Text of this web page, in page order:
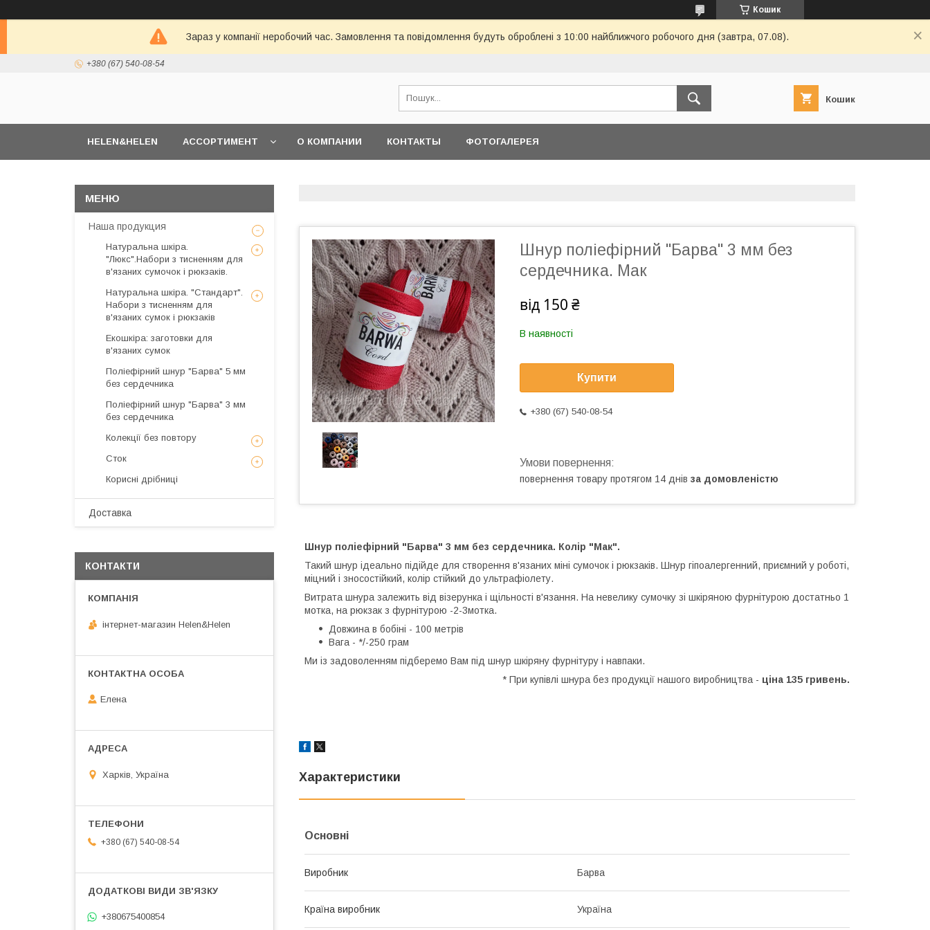
Кошик
Зараз у компанії неробочий час. Замовлення та повідомлення будуть оброблені з 10:00 найближчого робочого дня (завтра, 07.08).
+380 (67) 540-08-54
Кошик
HELEN&HELEN АССОРТИМЕНТ О КОМПАНИИ КОНТАКТЫ ФОТОГАЛЕРЕЯ
Шнур поліефірний "Барва" 3 мм без
сердечника. Мак
від 150 ₴
В наявності
Купити
+380 (67) 540-08-54
повернення товару протягом 14 днів за домовленістю
Шнур поліефірний "Барва" 3 мм без сердечника. Колір "Мак".
Такий шнур ідеально підійде для створення в'язаних мiнi сумочок і рюкзаків. Шнур гіпоалергенний, приємний у роботі,
міцний і зносостійкий, колір стійкий до ультрафіолету.
Витрата шнура залежить від візерунка і щільності в'язання. На невелику сумочку зі шкіряною фурнітурою достатньо 1
мотка, на рюкзак з фурнітурою -2-3мотка.
Довжина в бобіні - 100 метрів
Вага - */-250 грам
Ми із задоволенням підберемо Вам під шнур шкіряну фурнітуру і навпаки.
* При купівлі шнура без продукції нашого виробництва - ціна 135 гривень.
Характеристики
Основні
Виробник Барва
Країна виробник Україна
Наша продукция
Натуральна шкіра.
"Люкс".Набори з тисненням для
в'язаних сумочок і рюкзаків.
Натуральна шкіра. "Стандарт".
Набори з тисненням для
в'язаних сумок і рюкзаків
Екошкіра: заготовки для
в'язаних сумок
Поліефірний шнур "Барва" 5 мм
без сердечника
Поліефірний шнур "Барва" 3 мм
без сердечника
Колекції без повтору
Сток
Корисні дрібниці
Доставка
КОНТАКТИ
інтернет-магазин Helen&Helen
Елена
Харків, Україна
+380 (67) 540-08-54
+380675400854